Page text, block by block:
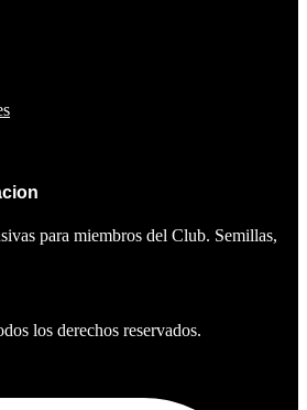
para miembros del Club. Semillas,
los derechos reservados.